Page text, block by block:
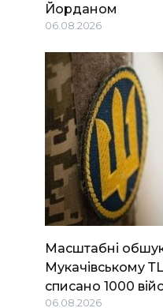
Йорданом
06.08.2026
Масштабні
Мукачівському
списано 1000
06.08.2026